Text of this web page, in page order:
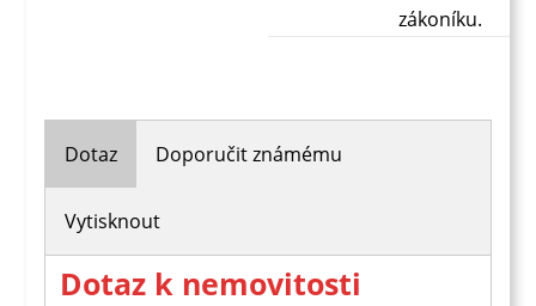
zákoníku.
Dotaz Doporučit známému
Vytisknout
Dotaz k nemovitosti